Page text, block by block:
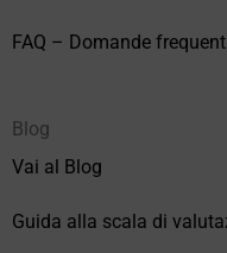
FAQ – Domande
Blog
Vai al Blog
Guida alla scala di